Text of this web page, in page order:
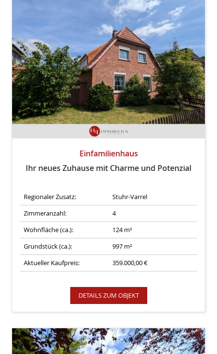
Einfamilienhaus
Ihr neues Zuhause mit Charme und Potenzial
Regionaler Zusatz:
Stuhr-Varrel
Zimmeranzahl:
4
Wohnfläche (ca.):
124 m²
Grundstück (ca.):
997 m²
Aktueller Kaufpreis:
359.000,00 €
DETAILS ZUM OBJEKT